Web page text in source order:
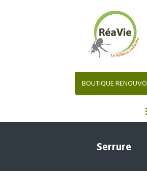
BOUTIQUE RENOUVO
Serrure